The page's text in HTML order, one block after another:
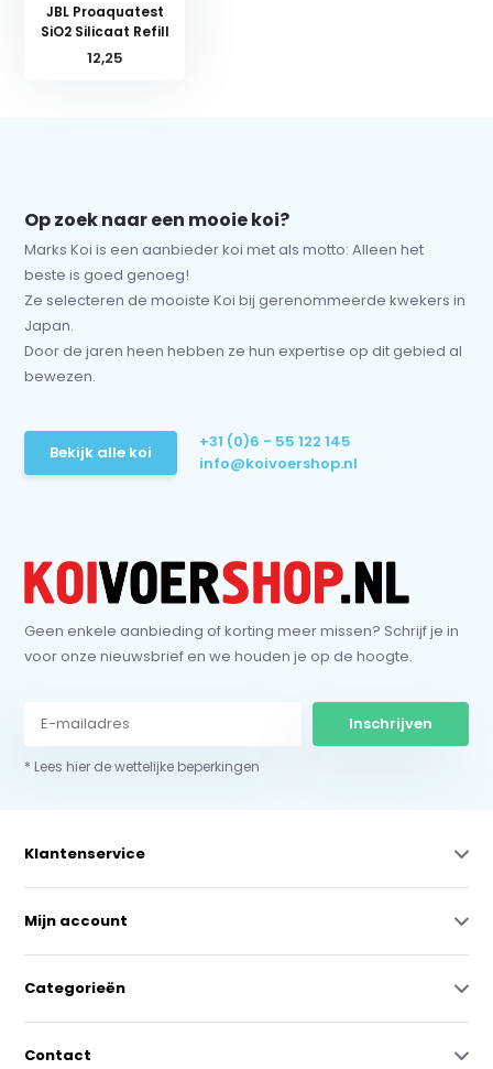
JBL Proaquatest
SiO2 Silicaat Refill
12,25
Op zoek naar een mooie koi?
Marks Koi is een aanbieder koi met als motto: Alleen het
beste is goed genoeg!
Ze selecteren de mooiste Koi bij gerenommeerde kwekers in
Japan.
Door de jaren heen hebben ze hun expertise op dit gebied al
bewezen.
Bekijk alle koi
+31 (0)6 - 55 122 145
info@koivoershop.nl
Geen enkele aanbieding of korting meer missen? Schrijf je in
voor onze nieuwsbrief en we houden je op de hoogte.
Inschrijven
* Lees hier de wettelijke beperkingen
Klantenservice
Mijn account
Categorieën
Contact